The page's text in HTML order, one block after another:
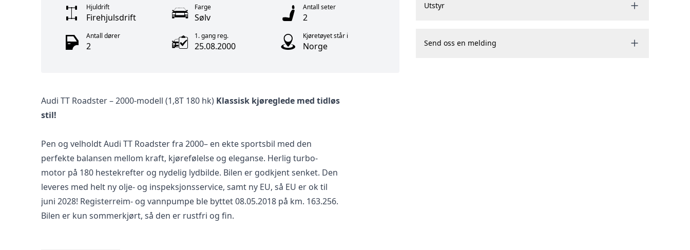
Hjuldrift
Firehjulsdrift
Farge
Sølv
Antall seter
2
Antall dører
2
1. gang reg.
25.08.2000
Kjøretøyet står i
Norge
Audi TT Roadster – 2000-modell (1,8T 180 hk) Klassisk kjøreglede med tidløs
stil!
Pen og velholdt Audi TT Roadster fra 2000– en ekte sportsbil med den
perfekte balansen mellom kraft, kjørefølelse og eleganse. Herlig turbo-
motor på 180 hestekrefter og nydelig lydbilde. Bilen er godkjent senket. Den
leveres med helt ny olje- og inspeksjonsservice, samt ny EU, så EU er ok til
juni 2028! Registerreim- og vannpumpe ble byttet 08.05.2018 på km. 163.256.
Bilen er kun sommerkjørt, så den er rustfri og fin.
Utstyr
Send oss en melding